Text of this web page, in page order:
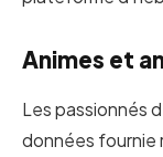
Animes et
Les passionnés
données fournie